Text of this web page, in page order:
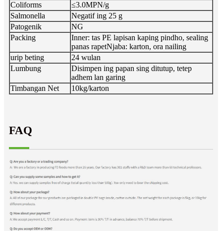
Coliforms
≤3.0MPN/g
Salmonella
Negatif ing 25 g
Patogenik
NG
Packing
Inner: tas PE lapisan kaping pindho, sealing
panas rapetNjaba: karton, ora nailing
urip beting
24 wulan
Lumbung
Disimpen ing papan sing ditutup, tetep
adhem lan garing
Timbangan Net
10kg/karton
FAQ